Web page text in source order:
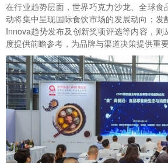
在行业趋势层面，世界巧克力沙龙、全球食
动将集中呈现国际食饮市场的发展动向；发
Innova趋势发布及创新奖项评选等内容，则
度提供前瞻参考，为品牌与渠道决策提供重要